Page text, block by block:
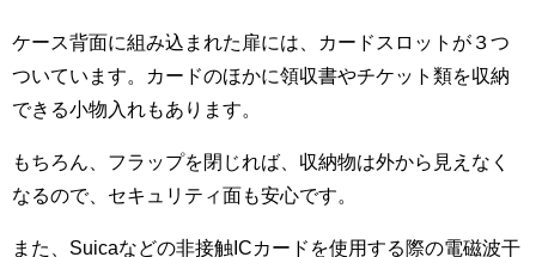
ケース背面に組み込まれた扉には、カードスロットが３つ
ついています。カードのほかに領収書やチケット類を収納
できる小物入れもあります。
もちろん、フラップを閉じれば、収納物は外から見えなく
なるので、セキュリティ面も安心です。
また、Suicaなどの非接触ICカードを使用する際の電磁波干